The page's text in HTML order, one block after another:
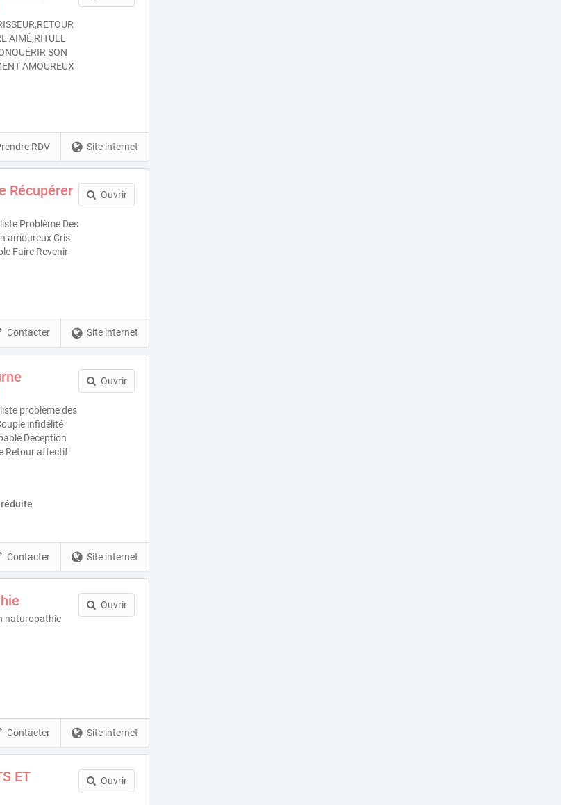
AIMÉ,RITUEL
SON
AMOUREUX
Site internet
RDV
Récupérer
Problème Des
amoureux Cris
Faire Revenir
Ouvrir
Site internet
Contacter
problème des
infidélité
Déception
Retour affectif
Ouvrir
Site internet
Contacter
naturopathie
Ouvrir
Site internet
Contacter
ET
Ouvrir